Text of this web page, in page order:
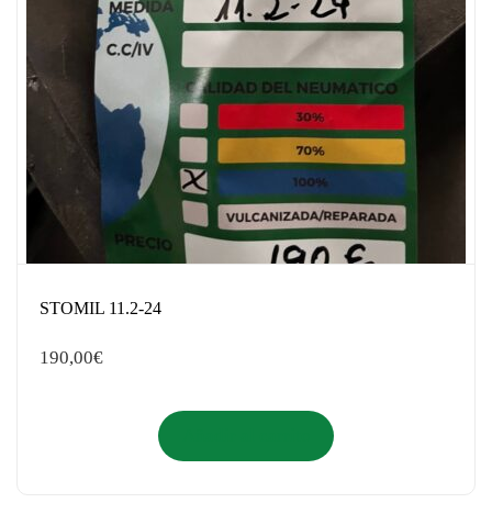
STOMIL 11.2-24
190,00€